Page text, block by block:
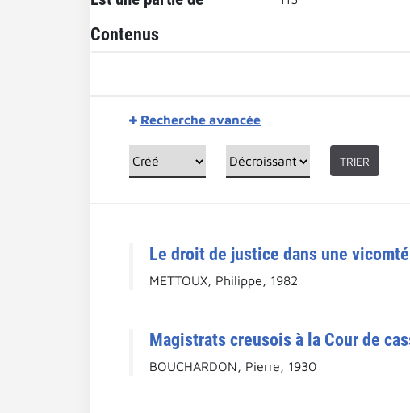
Contenus
Recherche avancée
TRIER
Le droit de justice dans une
METTOUX, Philippe, 1982
Magistrats creusois à la Cour de
BOUCHARDON, Pierre, 1930